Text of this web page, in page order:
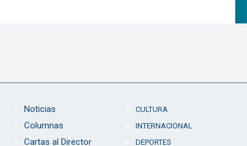
Noticias
Columnas
Cartas al Director
CULTURA
INTERNACIONAL
DEPORTES